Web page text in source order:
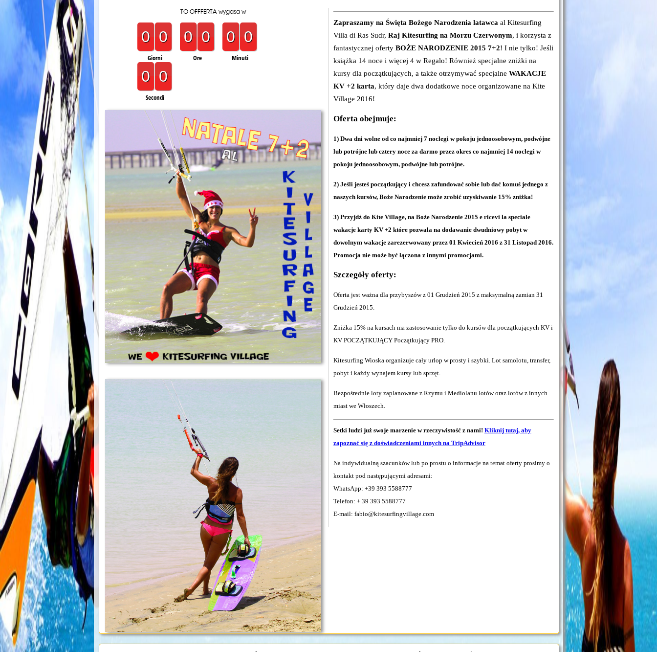
TO OFFFERTA wygasa w
0 0
Giorni
0 0
Ore
0 0
Minuti
0 0
Secondi
Zapraszamy na Święta Bożego Narodzenia latawca al Kitesurfing
Villa di Ras Sudr, Raj Kitesurfing na Morzu Czerwonym, i korzysta z
fantastycznej oferty BOŻE NARODZENIE 2015 7+2! I nie tylko! Jeśli
książka 14 noce i więcej 4 w Regalo! Również specjalne zniżki na
kursy dla początkujących, a także otrzymywać specjalne WAKACJE
KV +2 karta, który daje dwa dodatkowe noce organizowane na Kite
Village 2016!
Oferta obejmuje:
1) Dwa dni wolne od co najmniej 7 noclegi w pokoju jednoosobowym, podwójne
lub potrójne lub cztery noce za darmo przez okres co najmniej 14 noclegi w
pokoju jednoosobowym, podwójne lub potrójne.
2) Jeśli jesteś początkujący i chcesz zafundować sobie lub dać komuś jednego z
naszych kursów, Boże Narodzenie może zrobić uzyskiwanie 15% zniżka!
3) Przyjdź do Kite Village, na Boże Narodzenie 2015 e ricevi la speciale
wakacje karty KV +2 które pozwala na dodawanie dwudniowy pobyt w
dowolnym wakacje zarezerwowany przez 01 Kwiecień 2016 z 31 Listopad 2016.
Promocja nie może być łączona z innymi promocjami.
Szczegóły oferty:
Oferta jest ważna dla przybyszów z 01 Grudzień 2015 z maksymalną zamian 31
Grudzień 2015.
Zniżka 15% na kursach ma zastosowanie tylko do kursów dla początkujących KV i
KV POCZĄTKUJĄCY Początkujący PRO.
Kitesurfing Wioska organizuje cały urlop w prosty i szybki. Lot samolotu, transfer,
pobyt i każdy wynajem kursy lub sprzęt.
Bezpośrednie loty zaplanowane z Rzymu i Mediolanu lotów oraz lotów z innych
miast we Włoszech.
Setki ludzi już swoje marzenie w rzeczywistość z nami! Kliknij tutaj, aby
zapoznać się z doświadczeniami innych na TripAdvisor
Na indywidualną szacunków lub po prostu o informacje na temat oferty prosimy o
kontakt pod następującymi adresami:
WhatsApp: +39 393 5588777
Telefon: + 39 393 5588777
E-mail: fabio@kitesurfingvillage.com